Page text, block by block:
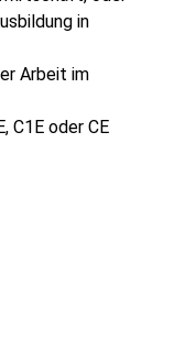
in
Arbeit im
C1E oder CE